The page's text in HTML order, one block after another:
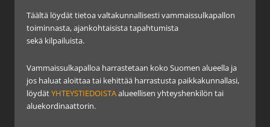
Täältä löydät tietoa valtakunnallisesti vammaissulkapallon
toiminnasta, ajankohtaisista tapahtumista
sekä kilpailuista.
Vammaissulkapalloa harrastetaan koko Suomen alueella ja
jos haluat aloittaa tai kehittää harrastusta paikkakunnallasi,
löydätYHTEYSTIEDOISTAalueellisen yhteyshenkilön tai
aluekordinaattorin.